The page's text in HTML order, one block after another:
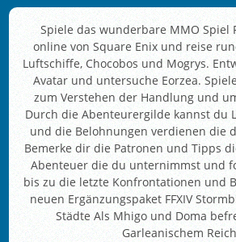
Spiele das wunderbare MMO Spiel
online von Square Enix und reise
Luftschiffe, Chocobos und Mogrys.
Avatar und untersuche Eorzea.
zum Verstehen der Handlung und
Durch die Abenteurergilde kannst du
und die Belohnungen verdienen die
Bemerke dir die Patronen und Tipps
Abenteuer die du unternimmst und
bis zu die letzte Konfrontationen und
neuen Ergänzungspaket FFXIV
Städte Als Mhigo und Doma
Garleanischem